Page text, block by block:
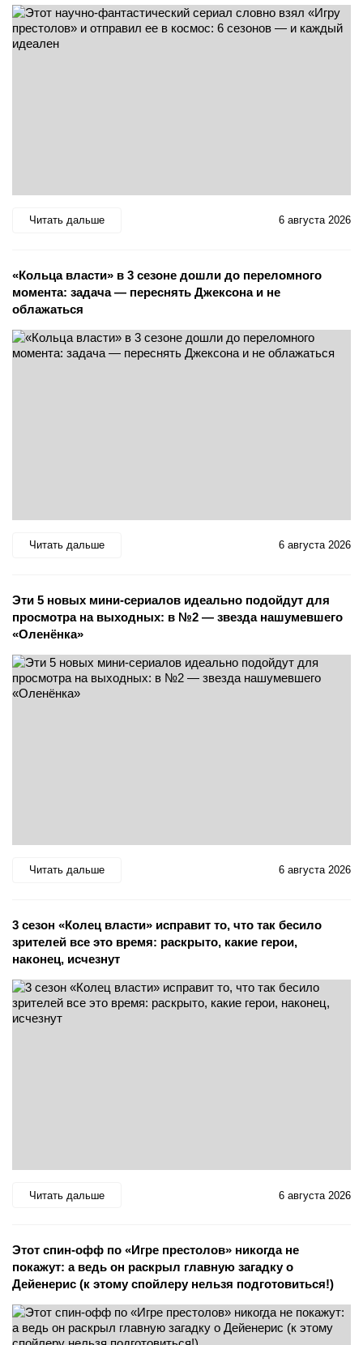
Читать дальше 6 августа 2026
«Кольца власти» в 3 сезоне дошли до переломного
момента: задача — переснять Джексона и не
облажаться
Читать дальше 6 августа 2026
Эти 5 новых мини-сериалов идеально подойдут для
просмотра на выходных: в №2 — звезда нашумевшего
«Оленёнка»
Читать дальше 6 августа 2026
3 сезон «Колец власти» исправит то, что так бесило
зрителей все это время: раскрыто, какие герои,
наконец, исчезнут
Читать дальше 6 августа 2026
Этот спин-офф по «Игре престолов» никогда не
покажут: а ведь он раскрыл главную загадку о
Дейенерис (к этому спойлеру нельзя подготовиться!)